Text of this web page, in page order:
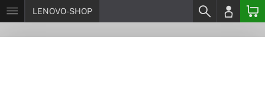
LENOVO-SHOP